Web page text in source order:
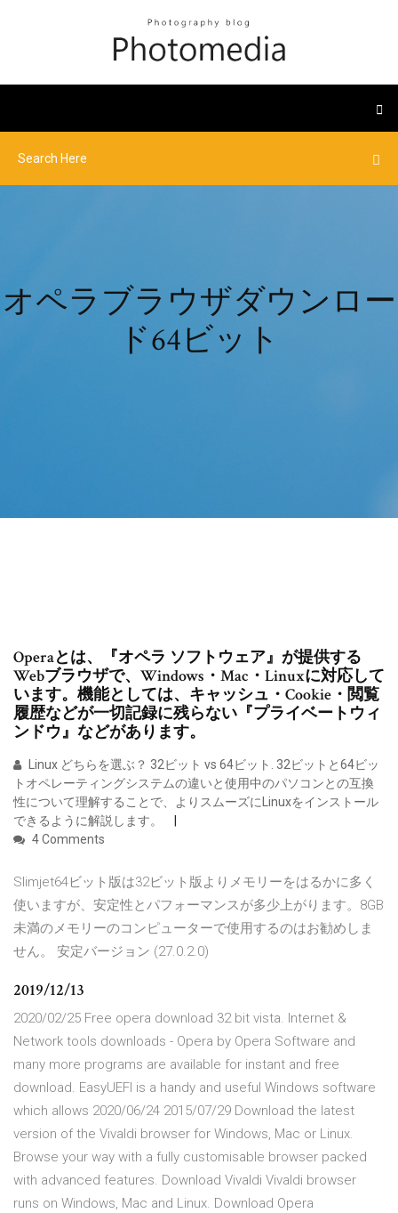
オペラブラウザダウンロー
ド64ビット
Operaとは、『オペラ ソフトウェア』が提供する
Webブラウザで、Windows・Mac・Linuxに対応して
います。機能としては、キャッシュ・Cookie・閲覧
履歴などが一切記録に残らない『プライベートウィ
ンドウ』などがあります。
Linux どちらを選ぶ？ 32ビット vs 64ビット. 32ビットと64ビッ
トオペレーティングシステムの違いと使用中のパソコンとの互換
性について理解することで、よりスムーズにLinuxをインストール
できるように解説します。
4 Comments
Slimjet64ビット版は32ビット版よりメモリーをはるかに多く
使いますが、安定性とパフォーマンスが多少上がります。8GB
未満のメモリーのコンピューターで使用するのはお勧めしま
せん。 安定バージョン (27.0.2.0)
2019/12/13
2020/02/25 Free opera download 32 bit vista. Internet &
Network tools downloads - Opera by Opera Software and
many more programs are available for instant and free
download. EasyUEFI is a handy and useful Windows software
which allows 2020/06/24 2015/07/29 Download the latest
version of the Vivaldi browser for Windows, Mac or Linux.
Browse your way with a fully customisable browser packed
with advanced features. Download Vivaldi Vivaldi browser
runs on Windows, Mac and Linux. Download Opera